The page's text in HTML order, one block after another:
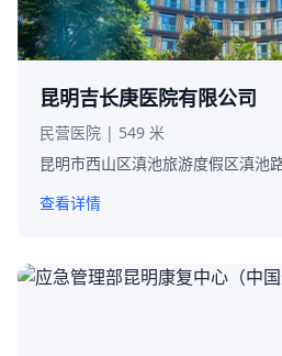
昆明吉长庚医院有限公司
民营医院 | 549 米
昆明市西山区滇池旅游度假区滇池
查看详情